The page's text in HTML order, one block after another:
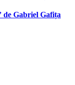
de Gabriel Gafița